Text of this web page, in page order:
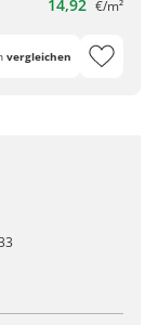
14,92 €/m²
vergleichen